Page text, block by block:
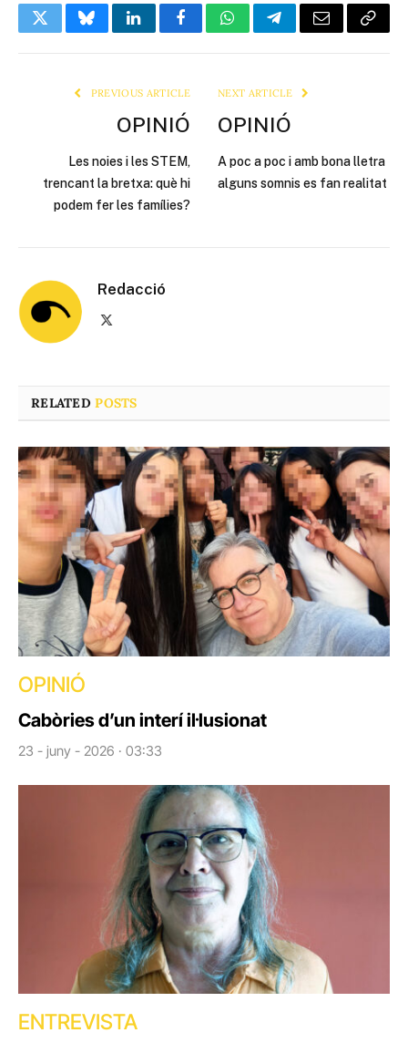
TwitterBlueskyLinkedInFacebookWhatsAppTelegramEmail Copy
PREVIOUS ARTICLE
OPINIÓ
Les noies i les STEM,
trencant la bretxa: què hi
podem fer les famílies?
NEXT ARTICLE
OPINIÓ
A poc a poc i amb bona lletra
alguns somnis es fan realitat
Redacció
RELATEDPOSTS
OPINIÓ
Cabòries d’un interí il·lusionat
23 - juny - 2026 · 03:33
ENTREVISTA